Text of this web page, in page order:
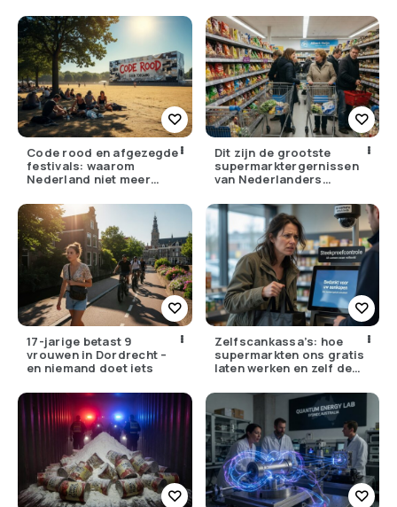
Code rood en afgezegde
festivals: waarom
Nederland niet meer
Dit zijn de grootste
supermarktergernissen
van Nederlanders
17-jarige betast 9
vrouwen in Dordrecht –
en niemand doet iets
Zelfscankassa’s: hoe
supermarkten ons gratis
laten werken en zelf de